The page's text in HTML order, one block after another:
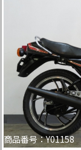
商品番号：Y01158